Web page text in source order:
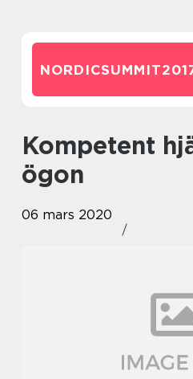
Kompetent hjälp för dina
ögon
06 mars 2020